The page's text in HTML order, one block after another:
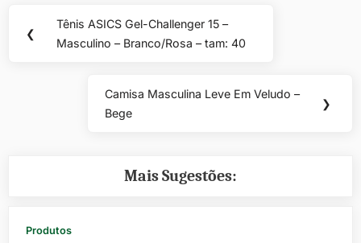
Navegação
de❮
Previous
Post:
Tênis ASICS Gel-Challenger 15 –
Masculino – Branco/Rosa – tam: 40
Next
Post:
Camisa Masculina Leve Em Veludo –
Bege
❯
Mais Sugestões:
Produtos